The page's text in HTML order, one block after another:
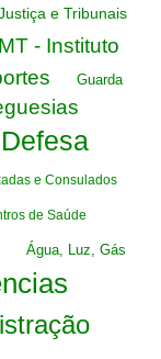
e Tribunais
- Instituto
Guarda
e Consulados
de Saúde
Água, Luz, Gás